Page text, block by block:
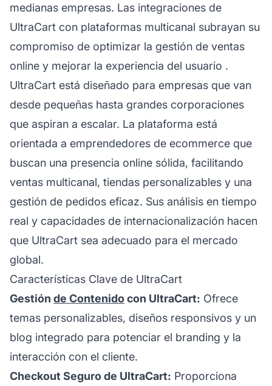
medianas empresas. Las integraciones de
UltraCart con plataformas multicanal subrayan su
compromiso de optimizar la gestión de ventas
online y mejorar la experiencia del usuario .
UltraCart está diseñado para empresas que van
desde pequeñas hasta grandes corporaciones
que aspiran a escalar. La plataforma está
orientada a emprendedores de ecommerce que
buscan una presencia online sólida, facilitando
ventas multicanal, tiendas personalizables y una
gestión de pedidos eficaz. Sus análisis en tiempo
real y capacidades de internacionalización hacen
que UltraCart sea adecuado para el mercado
global.
Características Clave de UltraCart
Gestión de Contenidocon UltraCart: Ofrece
temas personalizables, diseños responsivos y un
blog integrado para potenciar el branding y la
interacción con el cliente.
Checkout Seguro de UltraCart: Proporciona